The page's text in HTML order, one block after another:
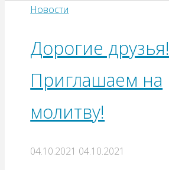
Новости
Дорогие друзья!
Приглашаем на
молитву!
04.10.2021 04.10.2021